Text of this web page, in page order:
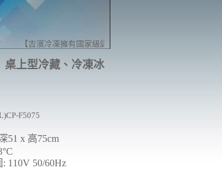
【吉濱冷凍擁有國家級認證的乙級冷凍空調裝修技術】歡
桌上型冷藏、冷凍冰
F5075
51 x 高75cm
110V 50/60Hz